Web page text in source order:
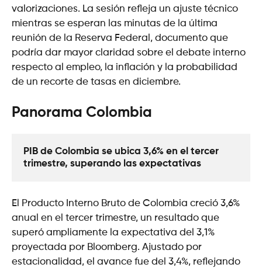
valorizaciones. La sesión refleja un ajuste técnico
mientras se esperan las minutas de la última
reunión de la Reserva Federal, documento que
podría dar mayor claridad sobre el debate interno
respecto al empleo, la inflación y la probabilidad
de un recorte de tasas en diciembre.
Panorama Colombia
PIB de Colombia se ubica 3,6% en el tercer
trimestre, superando las expectativas
El Producto Interno Bruto de Colombia creció 3,6%
anual en el tercer trimestre, un resultado que
superó ampliamente la expectativa del 3,1%
proyectada por Bloomberg. Ajustado por
estacionalidad, el avance fue del 3,4%, reflejando